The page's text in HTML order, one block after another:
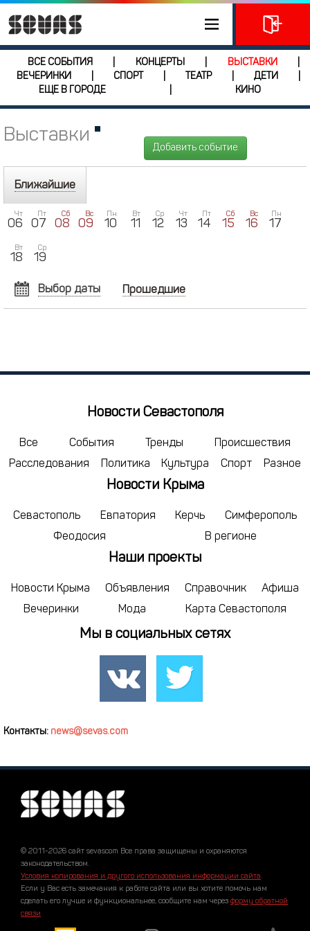
ВСЕ СОБЫТИЯ КОНЦЕРТЫ ВЫСТАВКИ
ВЕЧЕРИНКИ
СПОРТ ТЕАТР ДЕТИ
ЕЩЕ В ГОРОДЕ
КИНО
Выставки
Добавить событие
Ближайшие
Чт
06
Пт
07
Сб
08
Вс
09
Пн
10
Вт
11
Ср
12
Чт
13
Пт
14
Сб
15
Вс
16
Пн
17
Вт
18
Ср
19
Выбор даты
АВГУСТ 2026
3 4 5 6 7 8 9
19 20 21
24 25 26 27 29 30
31 1 2 4 5 6
Прошедшие
Новости Севастополя
Все События Тренды
Происшествия
Расследования
Политика Культура Спорт Разное
Новости Крыма
Севастополь Евпатория Керчь
Симферополь
Феодосия
В регионе
Наши проекты
Новости Крыма Объявления Справочник
Афиша
Вечеринки
Мода Карта Севастополя
Мы в социальных сетях
Контакты: news@sevas.com
© 2011-2026 сайт sevascom Все права защищены и охраняются
законодательством.
Условия копирования и другого использования информации сайта.
Если у Вас есть замечания к работе сайта или вы хотите помочь нам
сделать его лучше и функциональнее, сообщите нам через форму обратной
связи